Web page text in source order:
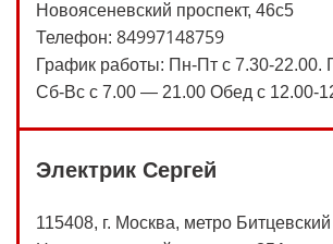
Новоясеневский проспект, 46с5
Телефон:84997148759
График работы: Пн-Пт с 7.30-22.00.
Сб-Вс с 7.00 — 21.00 Обед с 12.00-
Электрик Сергей
115408, г. Москва, метро Битцевский